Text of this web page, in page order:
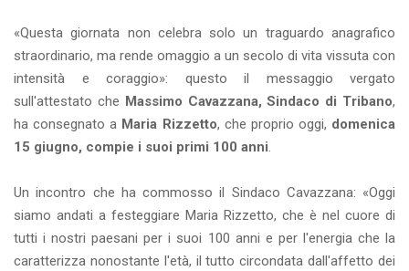
«Questa giornata non celebra solo un traguardo anagrafico
straordinario, ma rende omaggio a un secolo di vita vissuta con
intensità e coraggio»: questo il messaggio vergato
sull'attestato che Massimo Cavazzana, Sindaco di Tribano,
ha consegnato a Maria Rizzetto, che proprio oggi, domenica
15 giugno, compie i suoi primi 100 anni.
Un incontro che ha commosso il Sindaco Cavazzana: «Oggi
siamo andati a festeggiare Maria Rizzetto, che è nel cuore di
tutti i nostri paesani per i suoi 100 anni e per l'energia che la
caratterizza nonostante l'età, il tutto circondata dall'affetto dei